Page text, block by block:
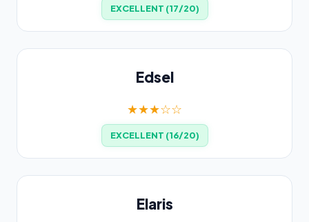
EXCELLENT (17/20)
Edsel
★★★☆☆
EXCELLENT (16/20)
Elaris